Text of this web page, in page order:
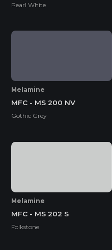
Pearl White
Melamine
MFC - MS 200 NV
Gothic Grey
Melamine
MFC - MS 202 S
Folkstone